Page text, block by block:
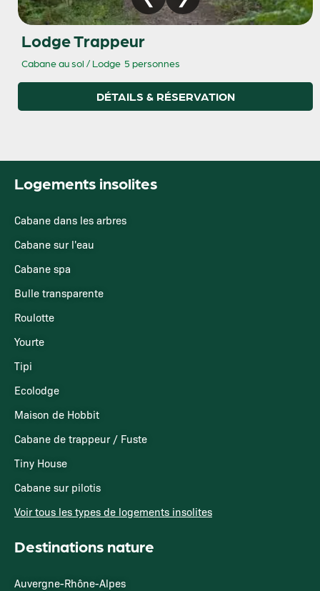
Lodge Trappeur
Cabane au sol / Lodge 5 personnes
DÉTAILS & RÉSERVATION
Logements insolites
Cabane dans les arbres
Cabane sur l'eau
Cabane spa
Bulle transparente
Roulotte
Yourte
Tipi
Ecolodge
Maison de Hobbit
Cabane de trappeur / Fuste
Tiny House
Cabane sur pilotis
Voir tous les types de logements insolites
Destinations nature
Auvergne-Rhône-Alpes